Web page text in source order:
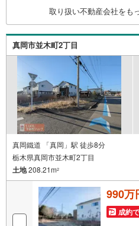
イザー・FP・不動産経験
力サポート
取り扱い不動産会社をも
真岡市並木町2丁目
真岡鐵道 「真岡」駅 徒歩8分
栃木県真岡市並木町2丁目
土地208.21m2
990万
成約